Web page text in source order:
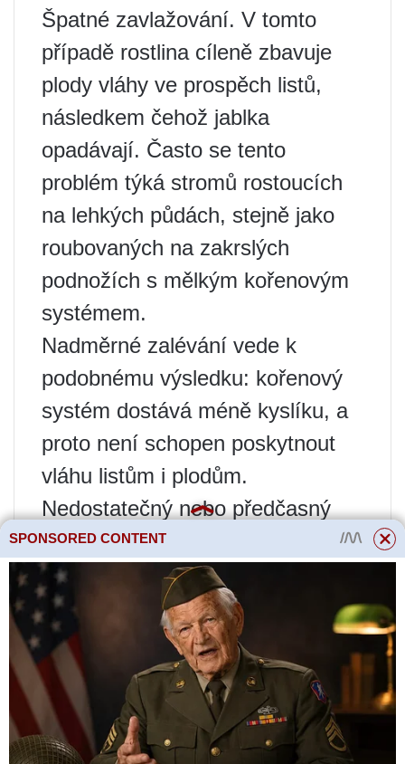
Špatné zavlažování. V tomto
případě rostlina cíleně zbavuje
plody vláhy ve prospěch listů,
následkem čehož jablka
opadávají. Často se tento
problém týká stromů rostoucích
na lehkých půdách, stejně jako
roubovaných na zakrslých
podnožích s mělkým kořenovým
systémem.
Nadměrné zalévání vede k
podobnému výsledku: kořenový
systém dostává méně kyslíku, a
proto není schopen poskytnout
vláhu listům i plodům.
Nedostatečný nebo předčasný
vrchní oblékání. Strom není
schopen udržet plody s
nedostatkem živin.
SPONSORED CONTENT